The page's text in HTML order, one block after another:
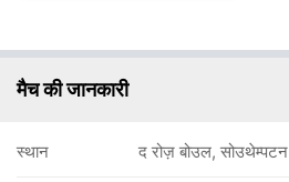
मैच की जानकारी
स्थान द रोज़ बोउल, सोउथेम्पटन